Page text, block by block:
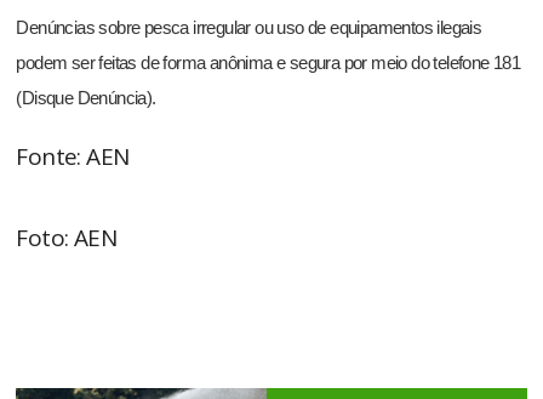
Denúncias sobre pesca irregular ou uso de equipamentos ilegais
podem ser feitas de forma anônima e segura por meio do telefone 181
(Disque Denúncia).
Fonte: AEN
Foto: AEN